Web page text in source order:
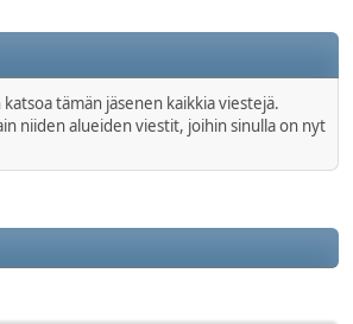
katsoa tämän jäsenen kaikkia viestejä.
niiden alueiden viestit, joihin sinulla on nyt